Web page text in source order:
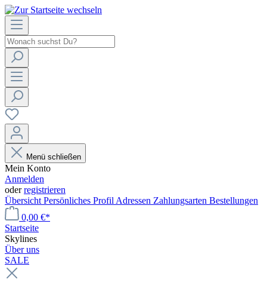
Menü schließen
Mein Konto
Anmelden
oderregistrieren
Übersicht Persönliches Profil Adressen Zahlungsarten Bestellungen
0,00 €*
Startseite
Skylines
Über uns
SALE